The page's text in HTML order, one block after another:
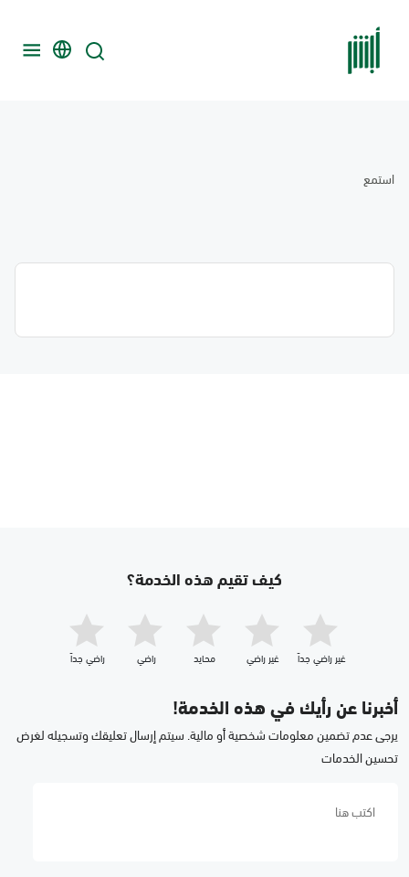
استمع
كيف تقيم هذه الخدمة؟
غير راضي جداّ غير راضي محايد راضي راضي جداّ
أخبرنا عن رأيك في هذه الخدمة!
يرجى عدم تضمين معلومات شخصية أو مالية. سيتم إرسال تعليقك وتسجيله لغرض
تحسين الخدمات